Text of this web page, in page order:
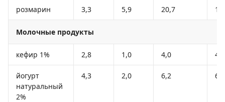
розмарин 3,3 5,9 20,7
Молочные продукты
кефир 1% 2,8 1,0 4,0 40
йогурт
натуральный
2%
4,3 2,0 6,2 60